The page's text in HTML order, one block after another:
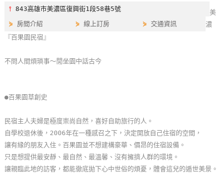
網
帶
玩
樂
地
圖
顧
⫯843高雄市美濃區復興街1段58巷5號
⋟ 房間介紹 ⋟線上訂房 ⋟ 交通資訊
美
濃
『百果園民宿』
不問人間煩瑣事～閒坐園中話古今
●百果園草創史
民宿主人夫婦是極度崇尚自然，喜好自助旅行的人。
自學校退休後，2006年在一種感召之下，決定開放自己住宿的空間，
讓有緣的朋友入住。百果園並不想建構豪華、價昂的住宿設備。
只是想提供最安靜、最自然、最溫馨、沒有擁擠人群的環境。
讓親臨此地的訪客，都能徹底拋下心中世俗的煩憂，體會這兒的遁世美景。